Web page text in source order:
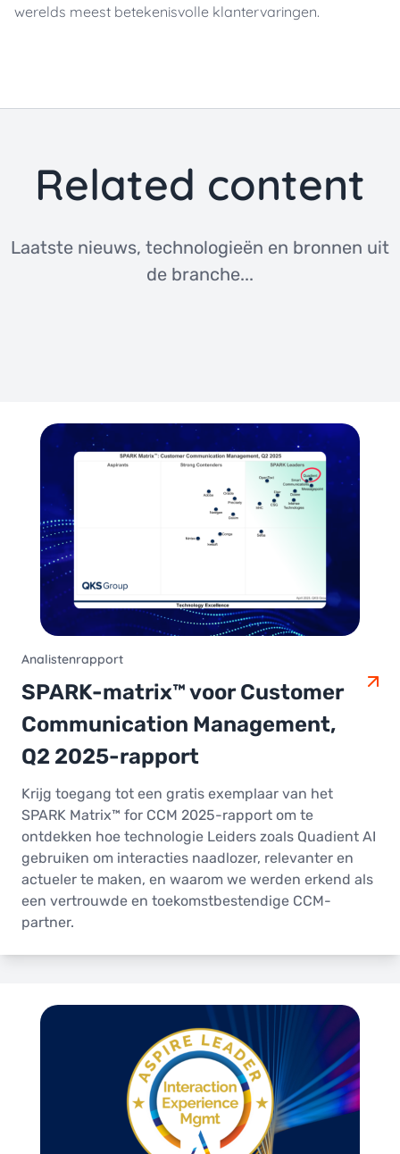
werelds meest betekenisvolle klantervaringen.
Related content
Laatste nieuws, technologieën en bronnen uit
de branche...
Analistenrapport
SPARK-matrix™ voor Customer
Communication Management,
Q2 2025-rapport
Krijg toegang tot een gratis exemplaar van het
SPARK Matrix™ for CCM 2025-rapport om te
ontdekken hoe technologie Leiders zoals Quadient AI
gebruiken om interacties naadlozer, relevanter en
actueler te maken, en waarom we werden erkend als
een vertrouwde en toekomstbestendige CCM-
partner.